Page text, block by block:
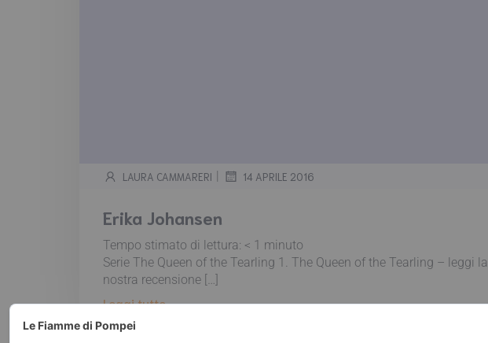
LAURA CAMMARERI | 14 APRILE 2016
Erika Johansen
Tempo stimato di lettura: < 1 minuto
Serie The Queen of the Tearling 1. The Queen of the Tearling – leggi la
nostra recensione […]
Leggi tutto